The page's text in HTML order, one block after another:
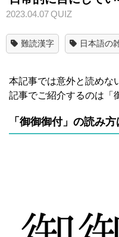
2023.04.07QUIZ
難読漢字 日本語の
本記事では意外と読めな
記事でご紹介するのは「
「御御御付」の読み方